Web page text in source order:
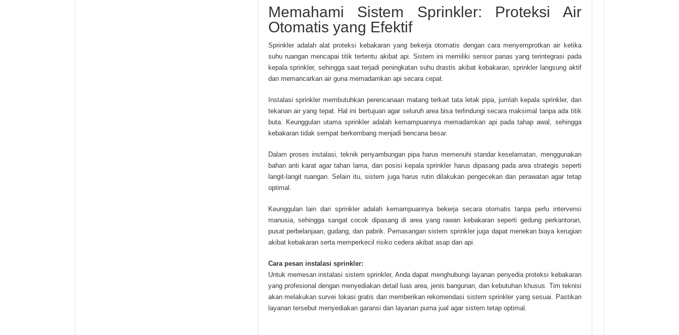
Memahami Sistem Sprinkler: Proteksi Air
Otomatis yang Efektif
Sprinkler adalah alat proteksi kebakaran yang bekerja otomatis dengan cara menyemprotkan air ketika
suhu ruangan mencapai titik tertentu akibat api. Sistem ini memiliki sensor panas yang terintegrasi pada
kepala sprinkler, sehingga saat terjadi peningkatan suhu drastis akibat kebakaran, sprinkler langsung aktif
dan memancarkan air guna memadamkan api secara cepat.
Instalasi sprinkler membutuhkan perencanaan matang terkait tata letak pipa, jumlah kepala sprinkler, dan
tekanan air yang tepat. Hal ini bertujuan agar seluruh area bisa terlindungi secara maksimal tanpa ada titik
buta. Keunggulan utama sprinkler adalah kemampuannya memadamkan api pada tahap awal, sehingga
kebakaran tidak sempat berkembang menjadi bencana besar.
Dalam proses instalasi, teknik penyambungan pipa harus memenuhi standar keselamatan, menggunakan
bahan anti karat agar tahan lama, dan posisi kepala sprinkler harus dipasang pada area strategis seperti
langit-langit ruangan. Selain itu, sistem juga harus rutin dilakukan pengecekan dan perawatan agar tetap
optimal.
Keunggulan lain dari sprinkler adalah kemampuannya bekerja secara otomatis tanpa perlu intervensi
manusia, sehingga sangat cocok dipasang di area yang rawan kebakaran seperti gedung perkantoran,
pusat perbelanjaan, gudang, dan pabrik. Pemasangan sistem sprinkler juga dapat menekan biaya kerugian
akibat kebakaran serta memperkecil risiko cedera akibat asap dan api.
Cara pesan instalasi sprinkler:
Untuk memesan instalasi sistem sprinkler, Anda dapat menghubungi layanan penyedia proteksi kebakaran
yang profesional dengan menyediakan detail luas area, jenis bangunan, dan kebutuhan khusus. Tim teknisi
akan melakukan survei lokasi gratis dan memberikan rekomendasi sistem sprinkler yang sesuai. Pastikan
layanan tersebut menyediakan garansi dan layanan purna jual agar sistem tetap optimal.